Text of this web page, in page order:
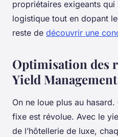
propriétaires exigeants qui
logistique tout en dopant
reste de découvrir une
Optimisation des
Yield
On ne loue plus au
fixe est révolue. Avec le
de l’hôtellerie de luxe,